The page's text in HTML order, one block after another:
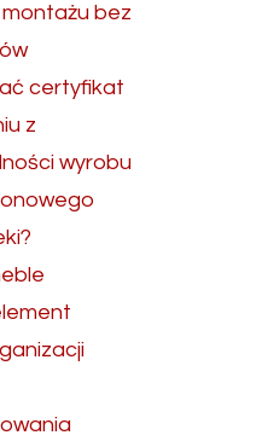
bez
certyfikat
z
wyrobu